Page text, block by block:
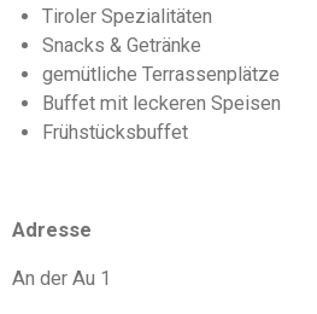
Tiroler Spezialitäten
Snacks & Getränke
gemütliche Terrassenplätze
Buffet mit leckeren Speisen
Frühstücksbuffet
Adresse
An der Au 1